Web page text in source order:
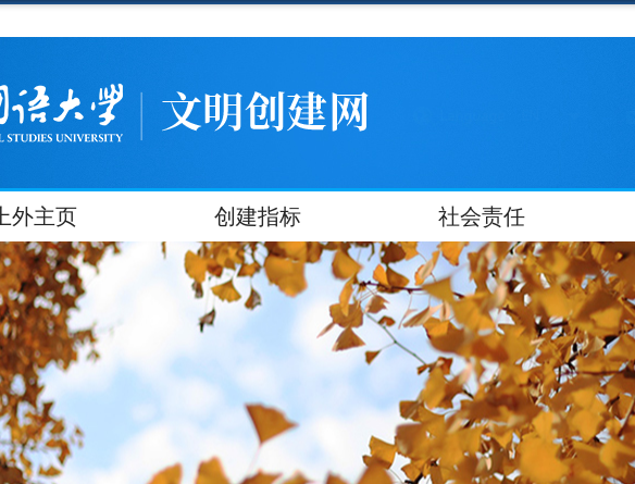
上外主页 创建指标 社会责任